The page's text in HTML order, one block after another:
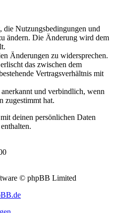
die Nutzungsbedingungen und
ändern. Die Änderung wird dem
Änderungen zu widersprechen.
das zwischen dem
Vertragsverhältnis mit
und verbindlich, wenn
zugestimmt hat.
deinen persönlichen Daten
© phpBB Limited